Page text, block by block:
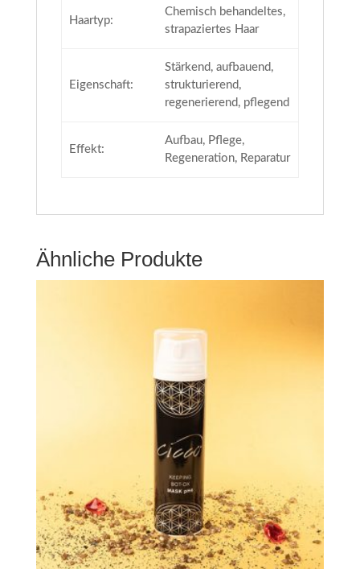
Haartyp:
Chemisch behandeltes,
strapaziertes Haar
Eigenschaft:
Stärkend, aufbauend,
strukturierend,
regenerierend, pflegend
Effekt:
Aufbau, Pflege,
Regeneration, Reparatur
Ähnliche Produkte